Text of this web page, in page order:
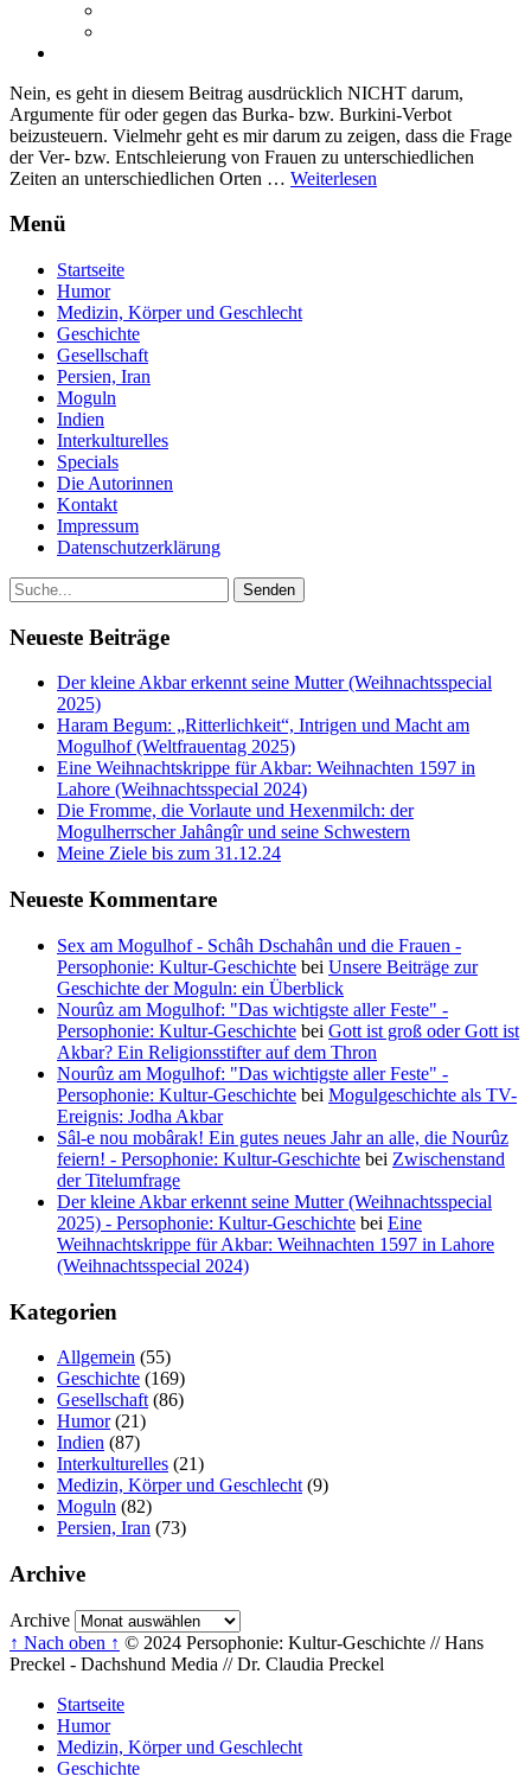
Nein, es geht in diesem Beitrag ausdrücklich NICHT darum,
Argumente für oder gegen das Burka- bzw. Burkini-Verbot
beizusteuern. Vielmehr geht es mir darum zu zeigen, dass die Frage
der Ver- bzw. Entschleierung von Frauen zu unterschiedlichen
Zeiten an unterschiedlichen Orten … Weiterlesen
Menü
Startseite
Humor
Medizin, Körper und Geschlecht
Geschichte
Gesellschaft
Persien, Iran
Moguln
Indien
Interkulturelles
Specials
Die Autorinnen
Kontakt
Impressum
Datenschutzerklärung
Neueste Beiträge
Der kleine Akbar erkennt seine Mutter (Weihnachtsspecial
2025)
Haram Begum: „Ritterlichkeit“, Intrigen und Macht am
Mogulhof (Weltfrauentag 2025)
Eine Weihnachtskrippe für Akbar: Weihnachten 1597 in
Lahore (Weihnachtsspecial 2024)
Die Fromme, die Vorlaute und Hexenmilch: der
Mogulherrscher Jahângîr und seine Schwestern
Meine Ziele bis zum 31.12.24
Neueste Kommentare
Sex am Mogulhof - Schâh Dschahân und die Frauen -
Persophonie: Kultur-Geschichte bei Unsere Beiträge zur
Geschichte der Moguln: ein Überblick
Nourûz am Mogulhof: "Das wichtigste aller Feste" -
Persophonie: Kultur-Geschichte bei Gott ist groß oder Gott ist
Akbar? Ein Religionsstifter auf dem Thron
Nourûz am Mogulhof: "Das wichtigste aller Feste" -
Persophonie: Kultur-Geschichte bei Mogulgeschichte als TV-
Ereignis: Jodha Akbar
Sâl-e nou mobârak! Ein gutes neues Jahr an alle, die Nourûz
feiern! - Persophonie: Kultur-Geschichte bei Zwischenstand
der Titelumfrage
Der kleine Akbar erkennt seine Mutter (Weihnachtsspecial
2025) - Persophonie: Kultur-Geschichte bei Eine
Weihnachtskrippe für Akbar: Weihnachten 1597 in Lahore
(Weihnachtsspecial 2024)
Kategorien
Allgemein (55)
Geschichte (169)
Gesellschaft (86)
Humor(21)
Indien (87)
Interkulturelles (21)
Medizin, Körper und Geschlecht (9)
Moguln (82)
Persien, Iran (73)
Archive
Archive
↑ Nach oben ↑ © 2024 Persophonie: Kultur-Geschichte // Hans
Preckel - Dachshund Media // Dr. Claudia Preckel
Startseite
Humor
Medizin, Körper und Geschlecht
Geschichte